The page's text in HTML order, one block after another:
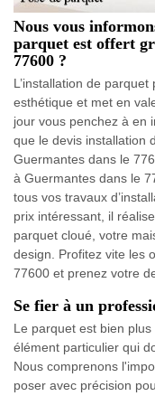
Nous vous
parquet est offert
77600 ?
L’installation de
esthétique et met en
jour vous penchez à en
que le devis installation
Guermantes dans le
à Guermantes dans le
tous vos travaux
prix intéressant, il
parquet cloué, votre
design. Profitez vite les
77600 et prenez votre
Se fier à un
Le parquet est bien
élément particulier qui
Nous comprenons
poser avec précision